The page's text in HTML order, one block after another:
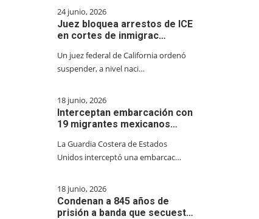
24 junio, 2026
Juez bloquea arrestos de ICE
en cortes de inmigrac…
Un juez federal de California ordenó
suspender, a nivel naci…
18 junio, 2026
Interceptan embarcación con
19 migrantes mexicanos…
La Guardia Costera de Estados
Unidos interceptó una embarcac…
18 junio, 2026
Condenan a 845 años de
prisión a banda que secuest…